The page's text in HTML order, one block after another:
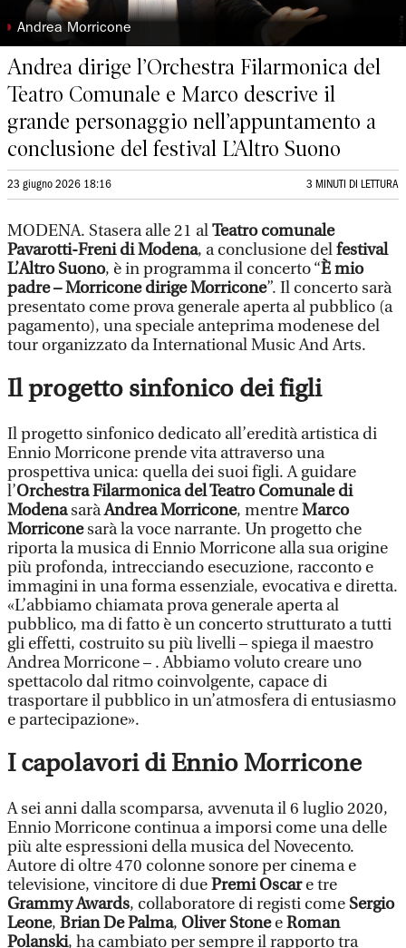
◗ Andrea Morricone
Andrea dirige l’Orchestra Filarmonica del
Teatro Comunale e Marco descrive il
grande personaggio nell’appuntamento a
conclusione del festival L’Altro Suono
23 giugno 2026 18:16 3 MINUTI DI LETTURA
MODENA. Stasera alle 21 alTeatro comunale
Pavarotti-Freni di Modena, a conclusione delfestival
L’Altro Suono, è in programma il concerto “È mio
padre – Morricone dirige Morricone”. Il concerto sarà
presentato come prova generale aperta al pubblico (a
pagamento), una speciale anteprima modenese del
tour organizzato da International Music And Arts.
Il progetto sinfonico dei figli
Il progetto sinfonico dedicato all’eredità artistica di
Ennio Morricone prende vita attraverso una
prospettiva unica: quella dei suoi figli. A guidare
l’Orchestra Filarmonica del Teatro Comunale di
ModenasaràAndrea Morricone, mentreMarco
Morriconesarà la voce narrante. Un progetto che
riporta la musica di Ennio Morricone alla sua origine
più profonda, intrecciando esecuzione, racconto e
immagini in una forma essenziale, evocativa e diretta.
«L’abbiamo chiamata prova generale aperta al
pubblico, ma di fatto è un concerto strutturato a tutti
gli effetti, costruito su più livelli – spiega il maestro
Andrea Morricone – . Abbiamo voluto creare uno
spettacolo dal ritmo coinvolgente, capace di
trasportare il pubblico in un’atmosfera di entusiasmo
e partecipazione».
I capolavori di Ennio Morricone
A sei anni dalla scomparsa, avvenuta il 6 luglio 2020,
Ennio Morricone continua a imporsi come una delle
più alte espressioni della musica del Novecento.
Autore di oltre 470 colonne sonore per cinema e
televisione, vincitore di duePremi Oscare tre
Grammy Awards, collaboratore di registi come Sergio
Leone, Brian De Palma, Oliver StoneeRoman
Polanski, ha cambiato per sempre il rapporto tra